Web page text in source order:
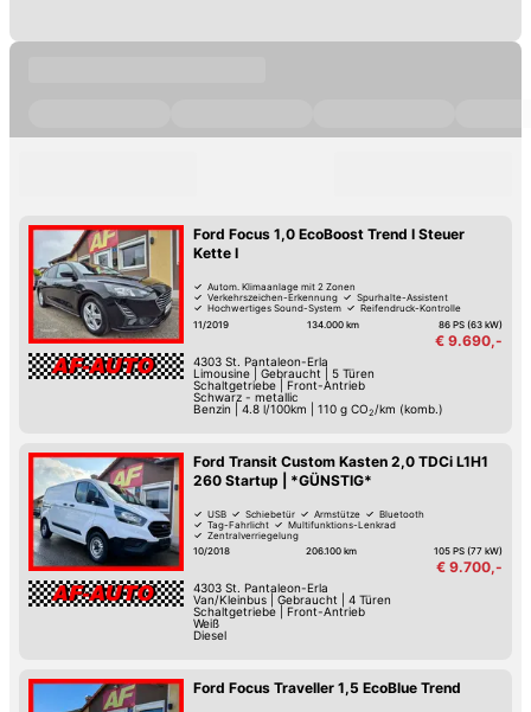
Ford Focus 1,0 EcoBoost Trend I Steuer
Kette I
Autom. Klimaanlage mit 2 Zonen
Verkehrszeichen-Erkennung
Spurhalte-Assistent
Hochwertiges Sound-System
Reifendruck-Kontrolle
Lordosenstütze
Lederlenkrad LED-Tag-Fahrlicht
11/2019 134.000 km 86 PS (63 kW)
€ 9.690,-
4303 St. Pantaleon-Erla
Limousine| Gebraucht
5 Türen
Schaltgetriebe| Front-Antrieb
Schwarz - metallic
Benzin
4.8 l/100km 110 g CO2 /km (komb.)
Ford Transit Custom Kasten 2,0 TDCi L1H1
260 Startup | *GÜNSTIG*
USB Schiebetür Armstütze
Bluetooth
Tag-Fahrlicht
Multifunktions-Lenkrad
Zentralverriegelung
10/2018
206.100 km 105 PS (77 kW)
€ 9.700,-
4303 St. Pantaleon-Erla
Van/Kleinbus| Gebraucht
4 Türen
Schaltgetriebe| Front-Antrieb
Weiß
Diesel
Ford Focus Traveller 1,5 EcoBlue Trend